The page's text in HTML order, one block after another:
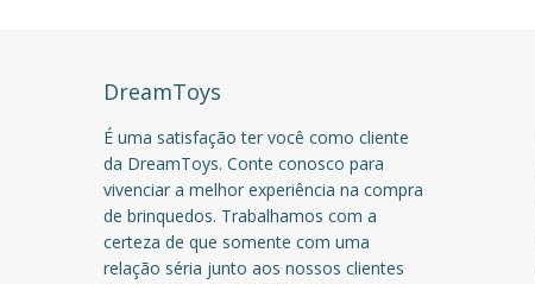
DreamToys
É uma satisfação ter você como cliente
da DreamToys. Conte conosco para
vivenciar a melhor experiência na compra
de brinquedos. Trabalhamos com a
certeza de que somente com uma
relação séria junto aos nossos clientes